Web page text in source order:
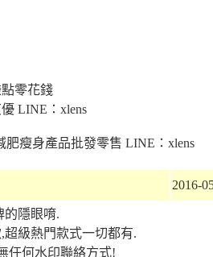
零花錢
LINE：xlens
瘦身產品批發零售 LINE：xlens
2016-
的隱眼唷.
級熱門款式一切都有.
任何水印聯絡方式!